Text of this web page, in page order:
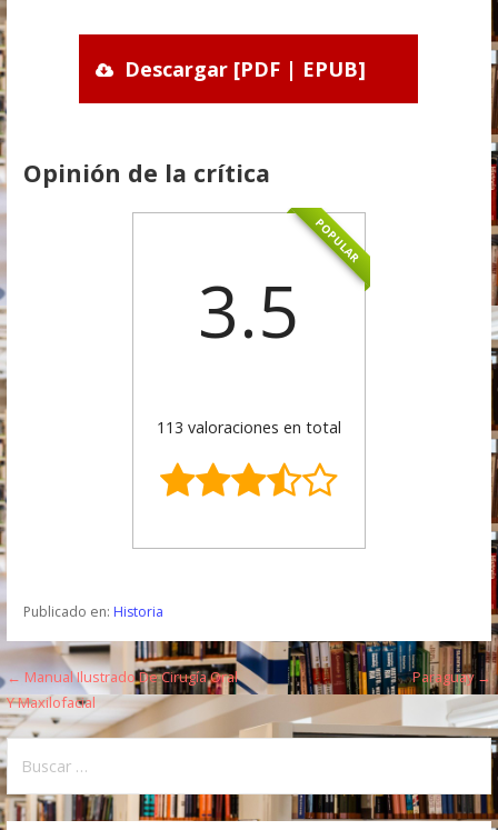
Descargar [PDF | EPUB]
Opinión de la crítica
POPULAR
3.5
113 valoraciones en total
Publicado en: Historia
N
a
v
e
← Manual Ilustrado De Cirugía Oral
Y Maxilofacial
Paraguay →
s